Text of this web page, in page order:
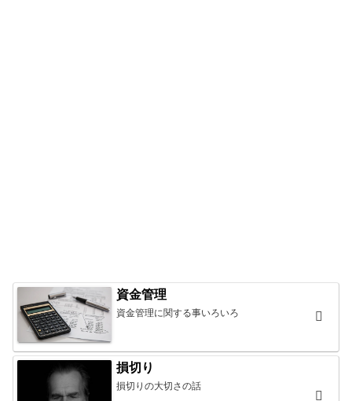
資金管理
資金管理に関する事いろいろ
損切り
損切りの大切さの話